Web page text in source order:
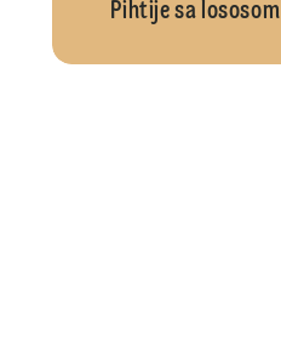
Pihtije sa lososom